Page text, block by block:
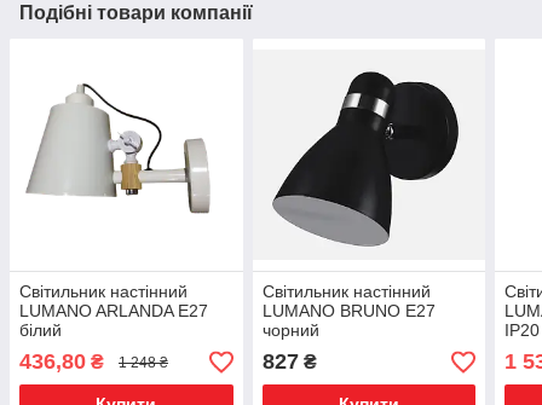
Подібні товари компанії
Світильник настінний
LUMANO ARLANDA Е27
білий
436,80 ₴ 1 248 ₴
Світильник настінний
LUMANO BRUNO Е27
чорний
827₴
IP20
1